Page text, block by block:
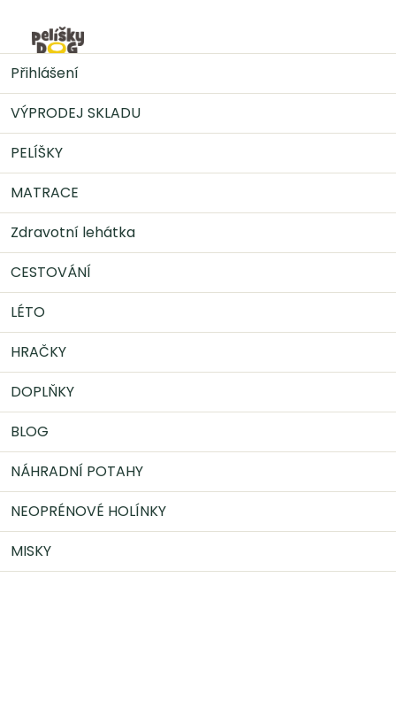
obsah
VÝPRODEJ SKLADU
PELÍŠKY
MATRACE
Zdravotní lehátka
CESTOVÁNÍ
LÉTO
HRAČKY
DOPLŇKY
BLOG
NÁHRADNÍ POTAHY
NEOPRÉNOVÉ HOLÍNKY
MISKY
Přihlášení
MATRACE
x 80 cm - mintová